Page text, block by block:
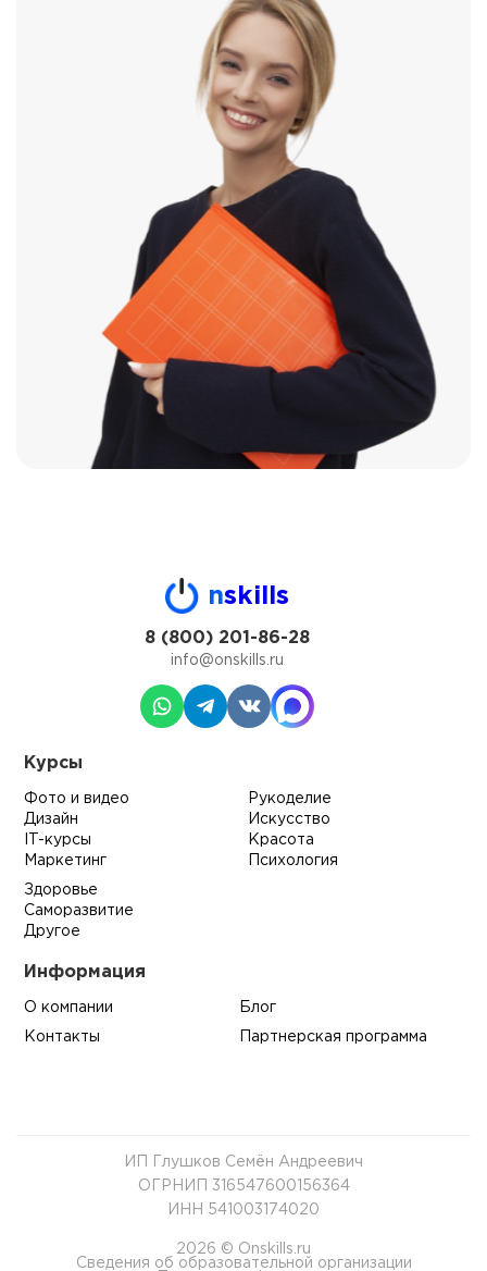
nskills
8 (800) 201-86-28
info@onskills.ru
Курсы
Фото и видео
Дизайн
IT-курсы
Маркетинг
Рукоделие
Искусство
Красота
Психология
Здоровье
Саморазвитие
Другое
Информация
О компании Блог
Контакты Партнерская программа
ИП Глушков Семён Андреевич
ОГРНИП 316547600156364
ИНН 541003174020
2026 © Onskills.ru
Сведения об образовательной организации